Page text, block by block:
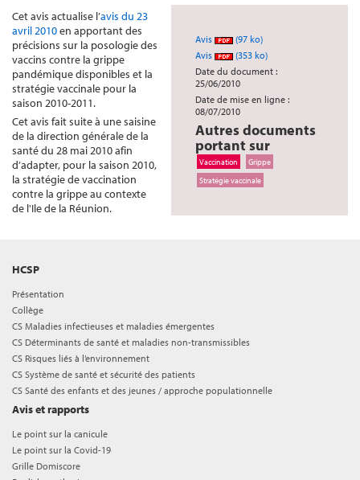
Avis
(97 ko)
Avis
(353 ko)
Date du document :
25/06/2010
Date de mise en ligne :
08/07/2010
Autres documents
portant sur
Vaccination
Grippe
Stratégie vaccinale
Cet avis actualise l’avis du 23
avril 2010en apportant des
précisions sur la posologie des
vaccins contre la grippe
pandémique disponibles et la
stratégie vaccinale pour la
saison 2010-2011.
Cet avis fait suite à une saisine
de la direction générale de la
santé du 28 mai 2010 afin
d’adapter, pour la saison 2010,
la stratégie de vaccination
contre la grippe au contexte
de l'Ile de la Réunion.
HCSP
Présentation
Collège
CS Maladies infectieuses et maladies émergentes
CS Déterminants de santé et maladies non-transmissibles
CS Risques liés à l’environnement
CS Système de santé et sécurité des patients
CS Santé des enfants et des jeunes / approche populationnelle
Avis et rapports
Le point sur la canicule
Le point sur la Covid-19
Grille Domiscore